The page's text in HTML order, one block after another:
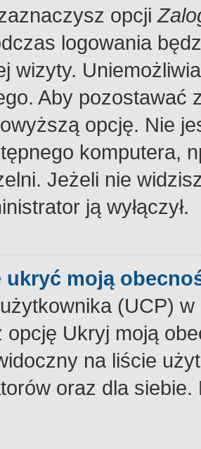
opcji
logowania
wizyty.
Aby pozostawać
opcję. Nie
komputera,
Jeżeli nie
ją wyłączył.
ukryć moją
(UCP) w
opcję Ukryj moją
na liście
oraz dla